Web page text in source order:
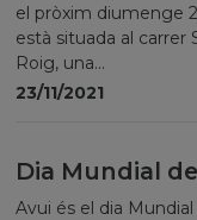
el pròxim diumenge
està situada al carrer
Roig, una...
23/11/2021
Dia Mundial
Avui és el dia